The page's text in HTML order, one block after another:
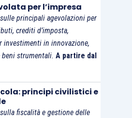
DETRAZIONE
LIMITE DI
per l’impresa
principali agevolazioni per
crediti d’imposta,
investimenti in innovazione,
strumentali. A partire dal
principi civilistici e
fiscalità e gestione delle